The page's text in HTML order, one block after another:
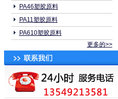
PA46塑胶原料
PA11塑胶原料
PA610塑胶原料
更多的>>